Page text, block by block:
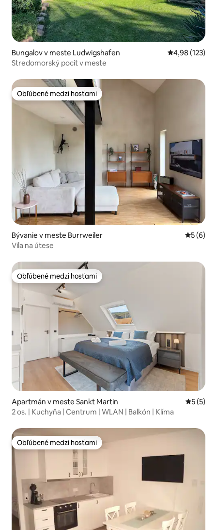
Bungalov v meste Ludwigshafen Priemerné
4,98 (123)
Stredomorský pocit v meste
Obľúbené medzi hosťami
Obľúbené medzi hosťami
Bývanie v meste Burrweiler
5 (6)
Vila na útese
Obľúbené medzi hosťami
Obľúbené medzi hosťami
Apartmán v meste Sankt Martin
5 (5)
2 os. | Kuchyňa | Centrum | WLAN | Balkón | Klíma
Obľúbené medzi hosťami
Obľúbené medzi hosťami